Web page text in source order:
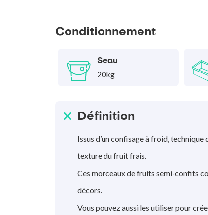
Conditionnement
Seau
20kg
Définition
Issus d’un confisage à froid,
texture du fruit frais.
Ces morceaux de fruits semi-confits
décors.
Vous pouvez aussi les utiliser pour